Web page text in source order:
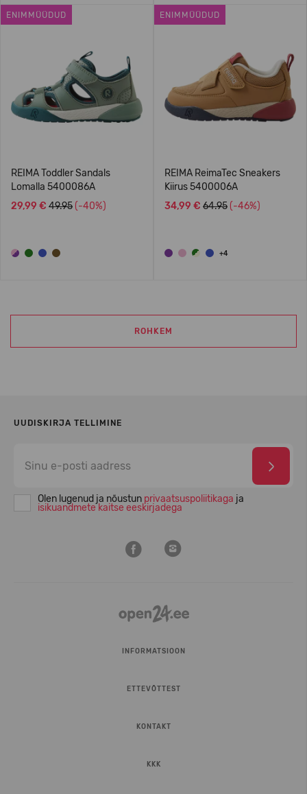
ENIMMÜÜDUD
REIMA Toddler Sandals
Lomalla 5400086A
29,99 € 49.95 (-40%)
ENIMMÜÜDUD
REIMA ReimaTec Sneakers
Kiirus 5400006A
34,99 € 64.95 (-46%)
+4
ROHKEM
UUDISKIRJA TELLIMINE
Olen lugenud ja nõustun privaatsuspoliitikaga ja
isikuandmete kaitse eeskirjadega
INFORMATSIOON
ETTEVÕTTEST
KONTAKT
KKK